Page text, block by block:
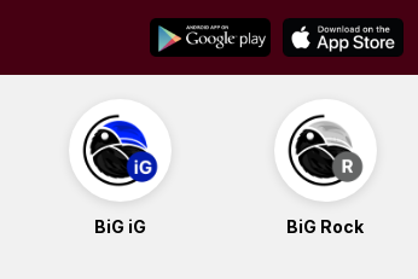
BiG iG BiG Rock